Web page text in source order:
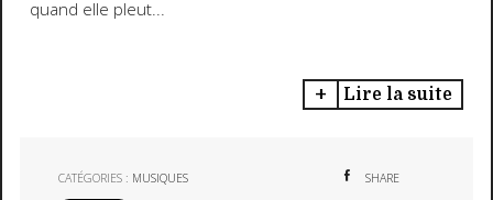
quand elle pleut...
Lire la suite
CATÉGORIES : MUSIQUES SHARE